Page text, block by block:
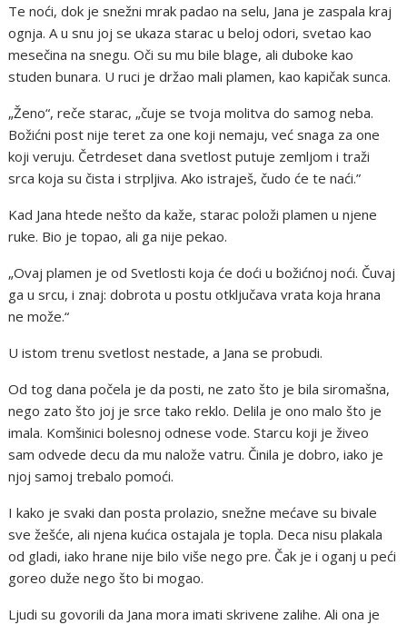
Te noći, dok je snežni mrak padao na selu, Jana je zaspala kraj
ognja. A u snu joj se ukaza starac u beloj odori, svetao kao
mesečina na snegu. Oči su mu bile blage, ali duboke kao
studen bunara. U ruci je držao mali plamen, kao kapičak sunca.
„Ženo“, reče starac, „čuje se tvoja molitva do samog neba.
Božićni post nije teret za one koji nemaju, već snaga za one
koji veruju. Četrdeset dana svetlost putuje zemljom i traži
srca koja su čista i strpljiva. Ako istraješ, čudo će te naći.”
Kad Jana htede nešto da kaže, starac položi plamen u njene
ruke. Bio je topao, ali ga nije pekao.
„Ovaj plamen je od Svetlosti koja će doći u božićnoj noći. Čuvaj
ga u srcu, i znaj: dobrota u postu otključava vrata koja hrana
ne može.“
U istom trenu svetlost nestade, a Jana se probudi.
Od tog dana počela je da posti, ne zato što je bila siromašna,
nego zato što joj je srce tako reklo. Delila je ono malo što je
imala. Komšinici bolesnoj odnese vode. Starcu koji je živeo
sam odvede decu da mu nalože vatru. Činila je dobro, iako je
njoj samoj trebalo pomoći.
I kako je svaki dan posta prolazio, snežne mećave su bivale
sve žešće, ali njena kućica ostajala je topla. Deca nisu plakala
od gladi, iako hrane nije bilo više nego pre. Čak je i oganj u peći
goreo duže nego što bi mogao.
Ljudi su govorili da Jana mora imati skrivene zalihe. Ali ona je